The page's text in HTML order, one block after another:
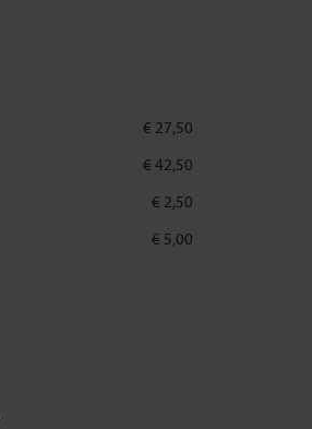
€ 27,50
€ 42,50
€ 2,50
€ 5,00